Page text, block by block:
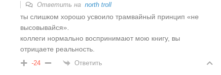
Ответить на north troll
ты слишком хорошо усвоило трамвайный принцип «не
высовывайся».
коллеги нормально воспринимают мою книгу, вы
отрицаете реальность.
-24 Ответить